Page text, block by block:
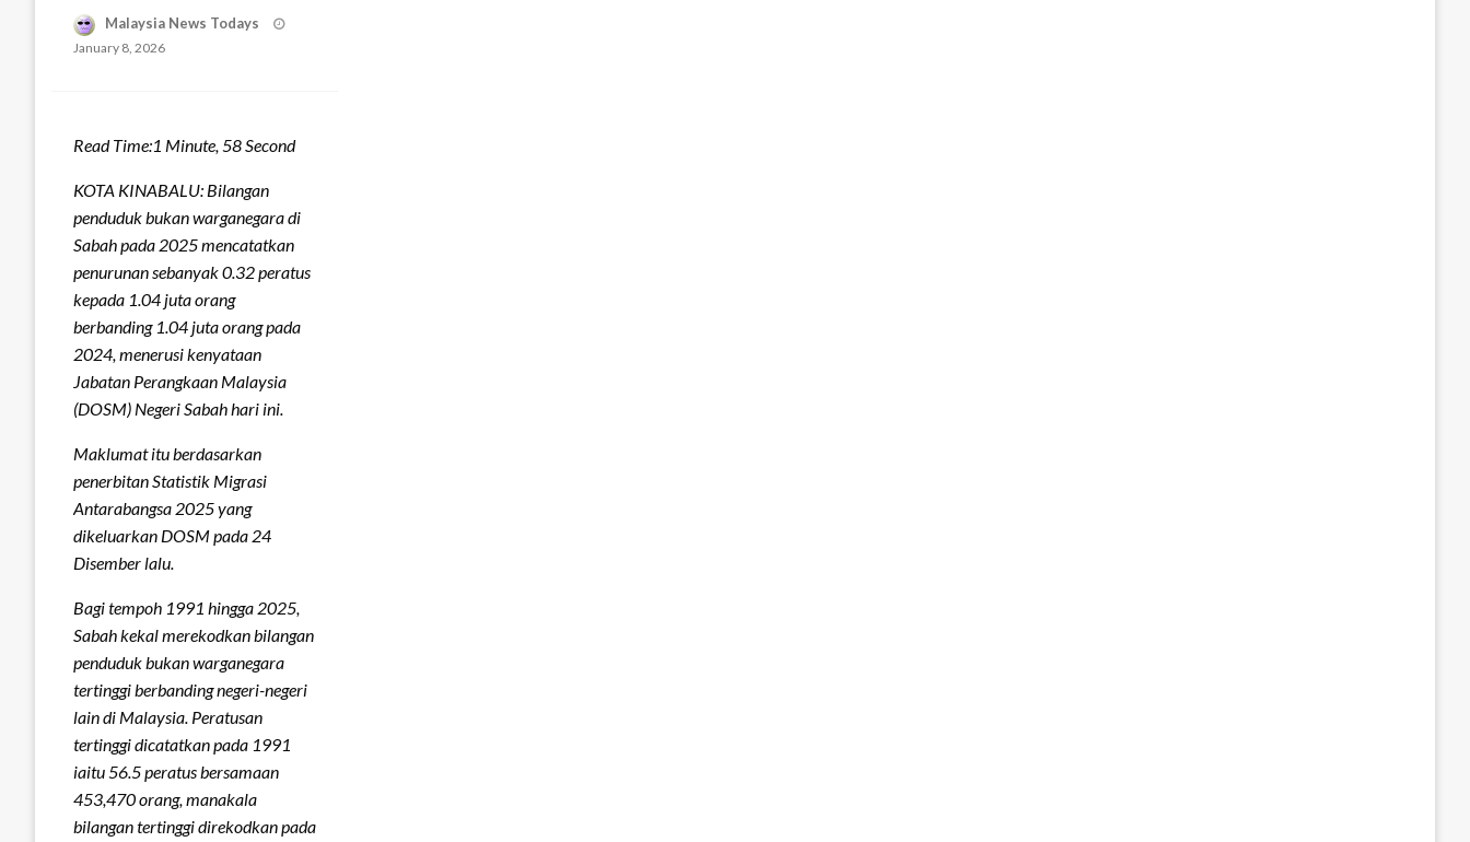
Malaysia News Todays
January 8, 2026
Read Time:1 Minute, 58 Second
KOTA KINABALU: Bilangan
penduduk bukan warganegara di
Sabah pada 2025 mencatatkan
penurunan sebanyak 0.32 peratus
kepada 1.04 juta orang
berbanding 1.04 juta orang pada
2024, menerusi kenyataan
Jabatan Perangkaan Malaysia
(DOSM) Negeri Sabah hari ini.
Maklumat itu berdasarkan
penerbitan Statistik Migrasi
Antarabangsa 2025 yang
dikeluarkan DOSM pada 24
Disember lalu.
Bagi tempoh 1991 hingga 2025,
Sabah kekal merekodkan bilangan
penduduk bukan warganegara
tertinggi berbanding negeri-negeri
lain di Malaysia. Peratusan
tertinggi dicatatkan pada 1991
iaitu 56.5 peratus bersamaan
453,470 orang, manakala
bilangan tertinggi direkodkan pada